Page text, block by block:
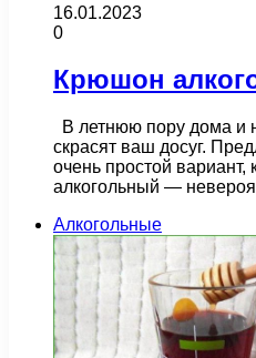
16.01.2023
0
Крюшон
В летнюю пору дома и
скрасят ваш досуг.
очень простой вариант,
алкогольный —
Алкогольные